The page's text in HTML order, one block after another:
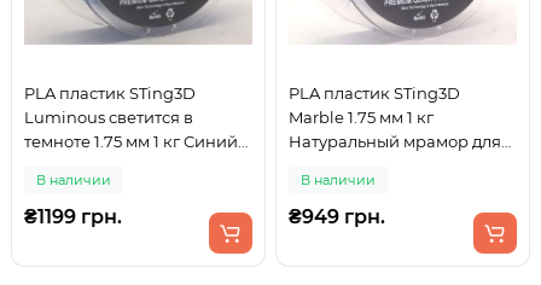
PLA пластик STing3D
Luminous светится в
темноте 1.75 мм 1 кг Синий
В наличии
₴1199 грн.
PLA пластик STing3D
Marble 1.75 мм 1 кг
Натуральный мрамор для
В наличии
₴949 грн.